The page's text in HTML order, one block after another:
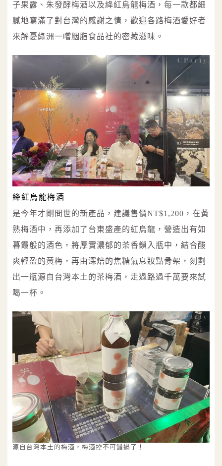
子果露、朱發酵梅酒以及絳紅烏龍梅酒，每一款都細
膩地寫滿了對台灣的感謝之情，歡迎各路梅酒愛好者
來解憂綠洲一嚐胭脂食品社的密藏滋味。
絳紅烏龍梅酒
是今年才剛問世的新產品，建議售價NT$1,200，在黃
熟梅酒中，再添加了台東盛產的紅烏龍，營造出有如
暮霞般的酒色，將厚實濃郁的茶香鎖入瓶中，結合酸
爽輕盈的黃梅，再由深焙的焦糖氣息妝點骨架，刻劃
出一瓶源自台灣本土的茶梅酒，走過路過千萬要來試
喝一杯。
源自台灣本土的梅酒，梅酒控不可錯過了！